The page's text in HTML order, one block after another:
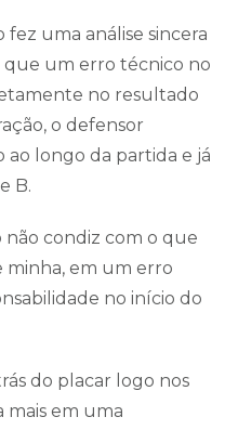
uma análise sincera
que um erro técnico no
no resultado
o defensor
longo da partida e já
B.
não condiz com o que
minha, em um erro
no início do
do placar logo nos
mais em uma